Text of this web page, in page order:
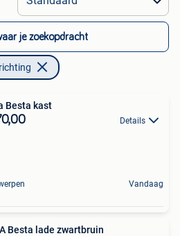
je zoekopdracht
Besta kast
Details
Vandaag
Besta lade zwartbruin